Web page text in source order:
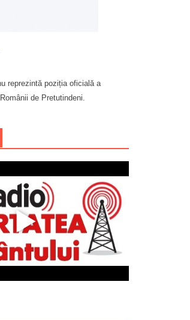
reprezintă poziția oficială a
de Pretutindeni.